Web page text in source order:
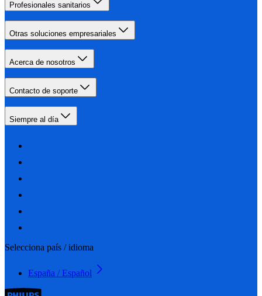
Profesionales sanitarios
Otras soluciones empresariales
Acerca de nosotros
Contacto de soporte
Siempre al día
Selecciona país / idioma
España / Español